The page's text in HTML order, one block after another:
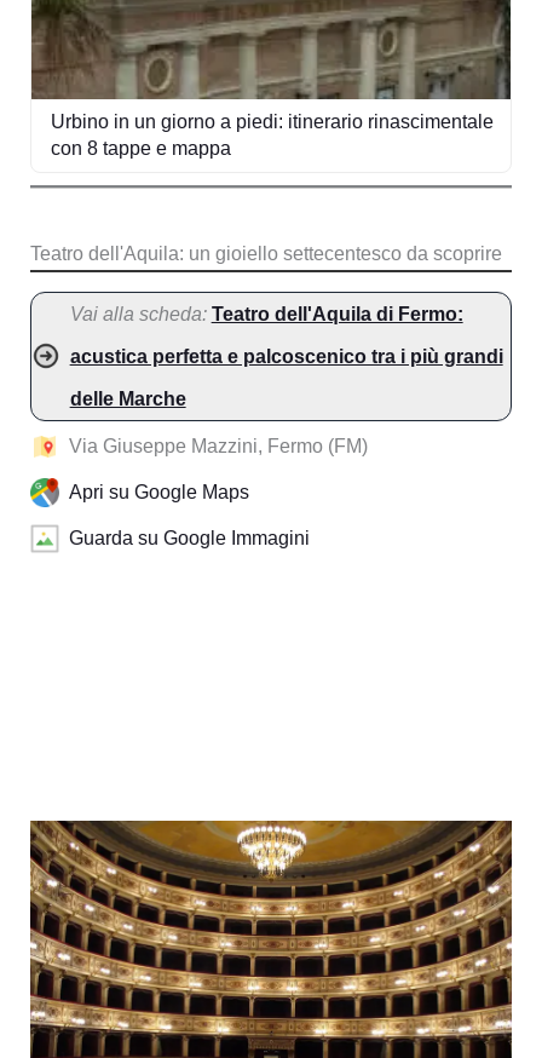
Urbino in un giorno a piedi: itinerario rinascimentale
con 8 tappe e mappa
Teatro dell'Aquila: un gioiello settecentesco da scoprire
Vai alla scheda: Teatro dell'Aquila di Fermo:
acustica perfetta e palcoscenico tra i più grandi
delle Marche
Via Giuseppe Mazzini, Fermo (FM)
Apri su Google Maps
Guarda su Google Immagini